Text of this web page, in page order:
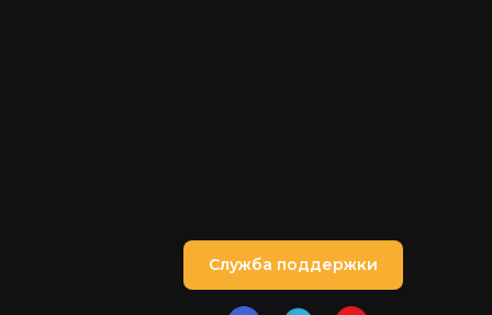
Служба поддержки